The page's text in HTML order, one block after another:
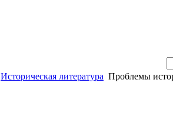
Историческая литература Проблемы